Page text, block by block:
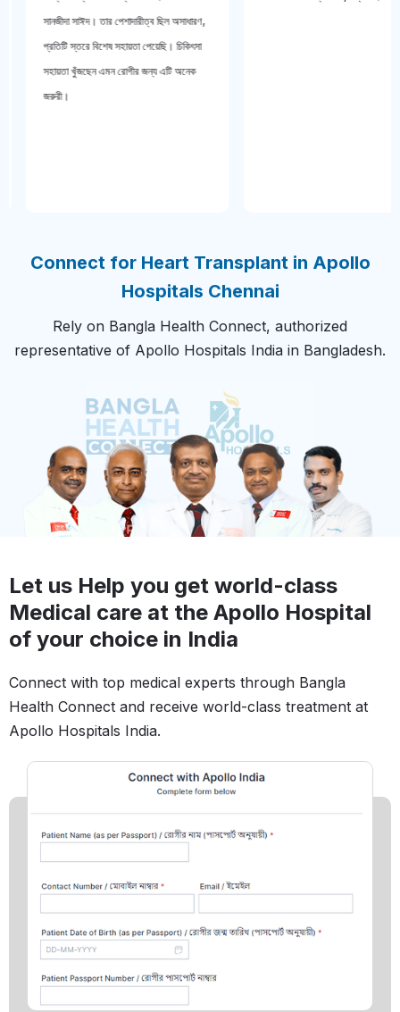
সানজীদা সাঈদ। তার পেশাদারীত্ব ছিল অসাধারণ,
প্রতিটি স্তরে বিশেষ সহায়তা পেয়েছি। চিকিৎসা
সহায়তা খুঁজছেন এমন রোগীর জন্য এটি অনেক
জরুরী।
Connect for Heart Transplant in Apollo
Hospitals Chennai
Rely on Bangla Health Connect, authorized
representative of Apollo Hospitals India in Bangladesh.
Let us Help you get world-class
Medical care at the Apollo Hospital
of your choice in India
Connect with top medical experts through Bangla
Health Connect and receive world-class treatment at
Apollo Hospitals India.